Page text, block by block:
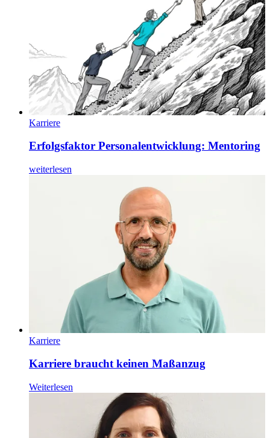
Karriere
Erfolgsfaktor Personalentwicklung: Mentoring
weiterlesen
Karriere
Karriere braucht keinen Maßanzug
Weiterlesen